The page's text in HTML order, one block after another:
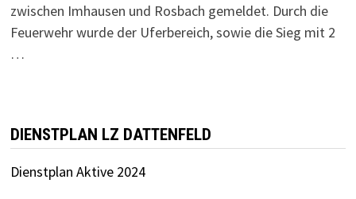
zwischen Imhausen und Rosbach gemeldet. Durch die
Feuerwehr wurde der Uferbereich, sowie die Sieg mit 2
…
DIENSTPLAN LZ DATTENFELD
Dienstplan Aktive 2024